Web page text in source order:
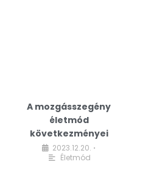
A mozgásszegény
életmód
következményei
2023.12.20. •
Életmód